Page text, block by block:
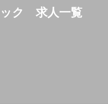
ック 求人一覧